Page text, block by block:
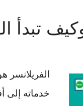
خدماته إلى